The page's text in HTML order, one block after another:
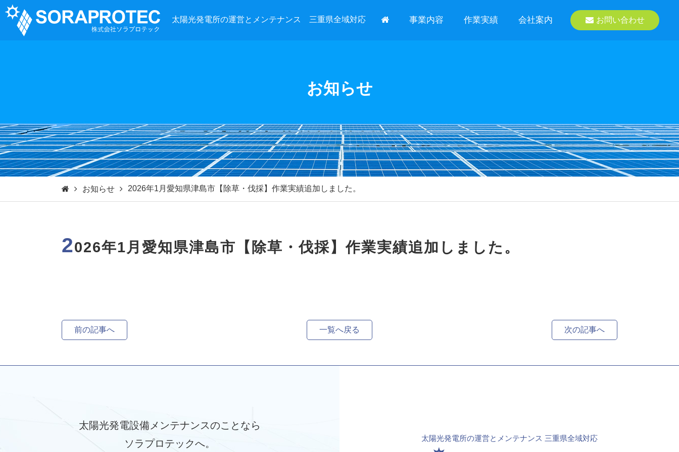
太陽光発電所の運営とメンテナンス 三重県全域対応 事業内容 作業実績 会社案内 お問い合わせ
お知らせ
お知らせ 2026年1月愛知県津島市【除草・伐採】作業実績追加しました。
2026年1月愛知県津島市【除草・伐採】作業実績追加しました。
前の記事へ 一覧へ戻る 次の記事へ
太陽光発電設備メンテナンスのことなら
ソラプロテックへ。
太陽光発電所の運営とメンテナンス 三重県全域対応